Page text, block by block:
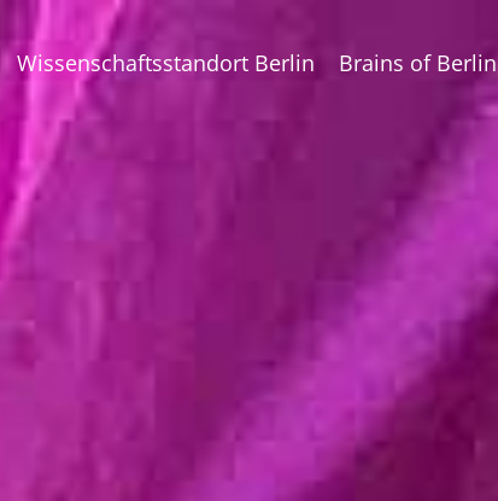
Wissenschaftsstandort Berlin Brains of Berlin